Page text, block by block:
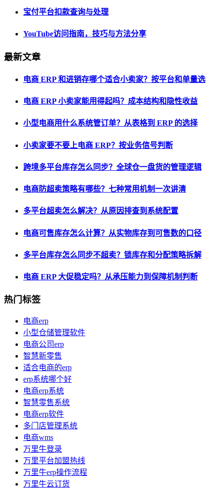
宝付平台扣款查询与处理
YouTube访问指南，技巧与方法分享
最新文章
电商 ERP 和进销存哪个适合小卖家？按平台和单量选
电商 ERP 小卖家能用得起吗？成本结构和隐性收益
小型电商用什么系统管订单？从表格到 ERP 的选择
小卖家要不要上电商 ERP？按业务信号判断
跨境多平台库存怎么同步？全球仓一盘货的管理逻辑
电商防超卖策略有哪些？七种常用机制一次讲清
多平台超卖怎么解决？从原因排查到系统配置
电商可售库存怎么计算？从实物库存到可售数的口径
多平台库存怎么同步不超卖？锁库存和分配策略拆解
电商 ERP 大促稳定吗？从承压能力到保障机制判断
热门标签
电商erp
小型仓储管理软件
电商公司erp
智慧新零售
适合电商的erp
erp系统哪个好
电商erp系统
智慧零售系统
电商erp软件
多门店管理系统
电商wms
万里牛登录
万里平台加盟热线
万里牛erp操作流程
万里牛云订货